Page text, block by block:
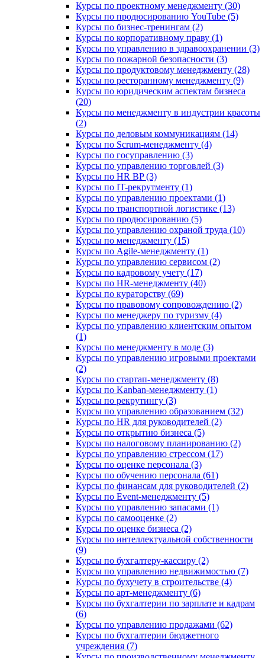
Курсы по проектному менеджменту (30)
Курсы по продюсированию YouTube (5)
Курсы по бизнес-тренингам (2)
Курсы по корпоративному праву (1)
Курсы по управлению в здравоохранении (3)
Курсы по пожарной безопасности (3)
Курсы по продуктовому менеджменту (28)
Курсы по ресторанному менеджменту (9)
Курсы по юридическим аспектам бизнеса
(20)
Курсы по менеджменту в индустрии красоты
(2)
Курсы по деловым коммуникациям (14)
Курсы по Scrum-менеджменту (4)
Курсы по госуправлению (3)
Курсы по управлению торговлей (3)
Курсы по HR BP (3)
Курсы по IT-рекрутменту (1)
Курсы по управлению проектами (1)
Курсы по транспортной логистике (13)
Курсы по продюсированию (5)
Курсы по управлению охраной труда (10)
Курсы по менеджменту (15)
Курсы по Agile-менеджменту (1)
Курсы по управлению сервисом (2)
Курсы по кадровому учету (17)
Курсы по HR-менеджменту (40)
Курсы по кураторству (69)
Курсы по правовому сопровождению (2)
Курсы по менеджеру по туризму (4)
Курсы по управлению клиентским опытом
(1)
Курсы по менеджменту в моде (3)
Курсы по управлению игровыми проектами
(2)
Курсы по стартап-менеджменту (8)
Курсы по Kanban-менеджменту (1)
Курсы по рекрутингу (3)
Курсы по управлению образованием (32)
Курсы по HR для руководителей (2)
Курсы по открытию бизнеса (5)
Курсы по налоговому планированию (2)
Курсы по управлению стрессом (17)
Курсы по оценке персонала (3)
Курсы по обучению персонала (61)
Курсы по финансам для руководителей (2)
Курсы по Event-менеджменту (5)
Курсы по управлению запасами (1)
Курсы по самооценке (2)
Курсы по оценке бизнеса (2)
Курсы по интеллектуальной собственности
(9)
Курсы по бухгалтеру-кассиру (2)
Курсы по управлению недвижимостью (7)
Курсы по бухучету в строительстве (4)
Курсы по арт-менеджменту (6)
Курсы по бухгалтерии по зарплате и кадрам
(6)
Курсы по управлению продажами (62)
Курсы по бухгалтерии бюджетного
учреждения (7)